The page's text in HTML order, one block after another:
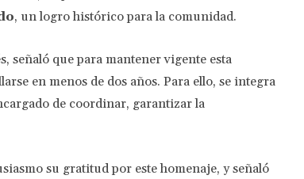
, un logro histórico para la comunidad.
señaló que para mantener vigente esta
en menos de dos años. Para ello, se integra
de coordinar, garantizar la
su gratitud por este homenaje, y señaló